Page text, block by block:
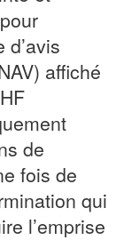
affiché
de
fois de
qui
l’emprise